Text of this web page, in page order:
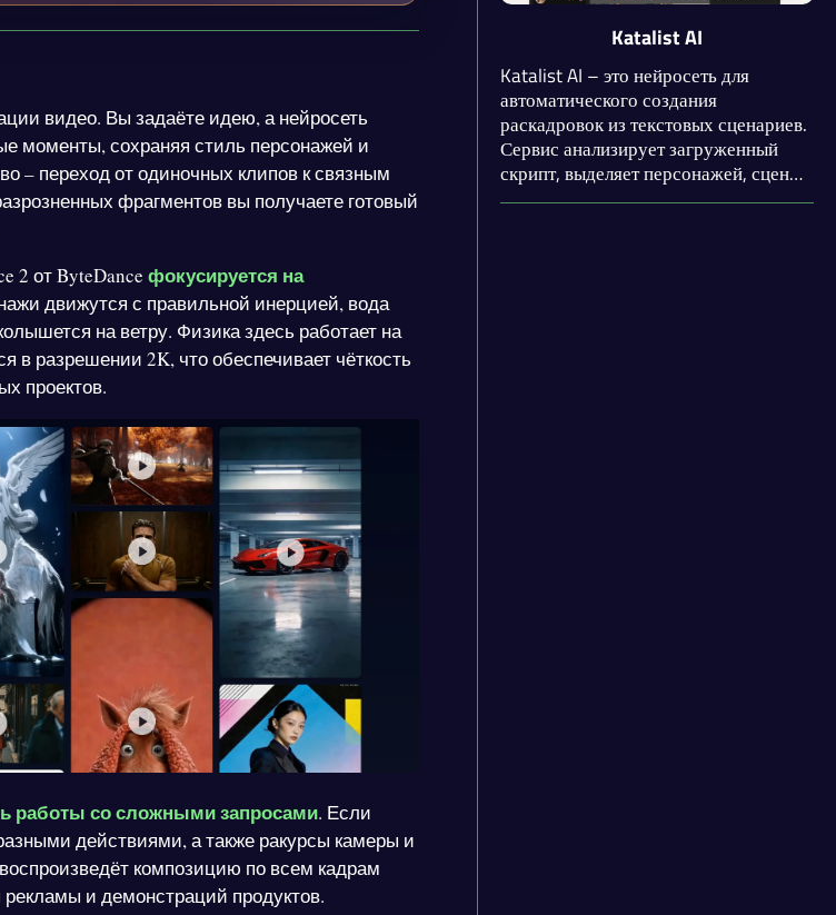
видео. Вы задаёте идею, а нейросеть
моменты, сохраняя стиль персонажей и
– переход от одиночных клипов к связным
фрагментов вы получаете готовый
2 от ByteDance фокусируется на
движутся с правильной инерцией, вода
на ветру. Физика здесь работает на
в разрешении 2K, что обеспечивает чёткость
проектов.
работы со сложными запросами. Если
действиями, а также ракурсы камеры и
композицию по всем кадрам
и демонстраций продуктов.
Katalist AI
Katalist AI – это нейросеть для
автоматического создания
раскадровок из текстовых сценариев.
Сервис анализирует загруженный
скрипт, выделяет персонажей, сцены
и действия, а затем генерирует